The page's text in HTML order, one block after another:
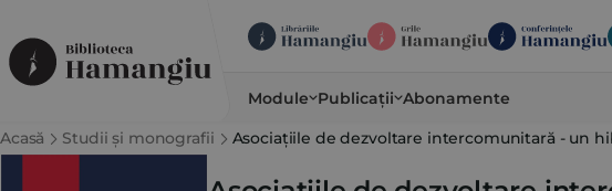
Module Publicații Abonamente
Acasă Studii și monografii Asociațiile de dezvoltare intercomunitară - un